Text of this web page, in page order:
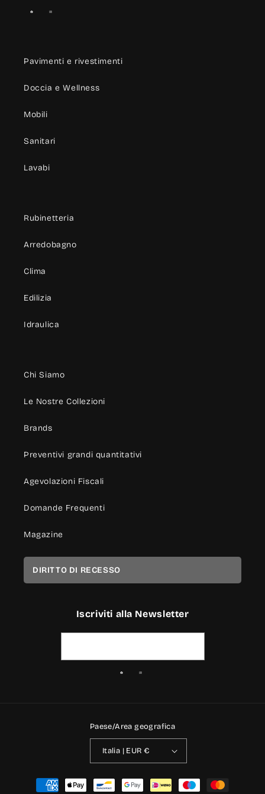
Pavimenti e rivestimenti
Doccia e Wellness
Mobili
Sanitari
Lavabi
Rubinetteria
Arredobagno
Clima
Edilizia
Idraulica
Chi Siamo
Le Nostre Collezioni
Brands
Preventivi grandi quantitativi
Agevolazioni Fiscali
Domande Frequenti
Magazine
DIRITTO DI RECESSO
Iscriviti alla Newsletter
Paese/Area geografica
Italia | EUR €
Metodi